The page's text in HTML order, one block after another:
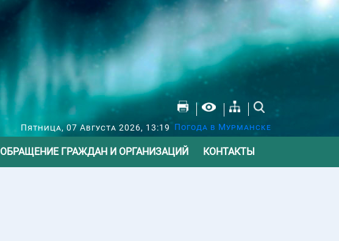
Пятница, 07 Августа 2026, 13:19 Погода в Мурманске
ОБРАЩЕНИЕ ГРАЖДАН И ОРГАНИЗАЦИЙ КОНТАКТЫ